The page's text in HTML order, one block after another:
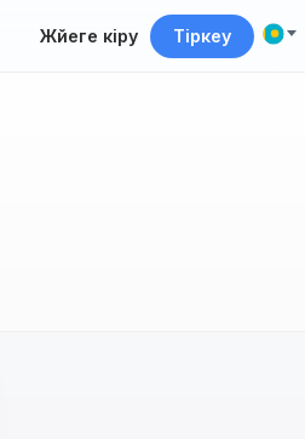
Жүйеге кіру Тіркеу